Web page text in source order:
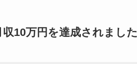
10万円を達成されました